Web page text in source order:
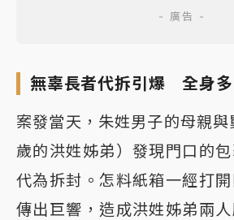
無辜長者代拆引爆 全身多
案發當天，朱姓男子的母親
歲的洪姓姊弟）發現門口的
代為拆封。怎料紙箱一經打
傳出巨響，造成洪姓姊弟兩